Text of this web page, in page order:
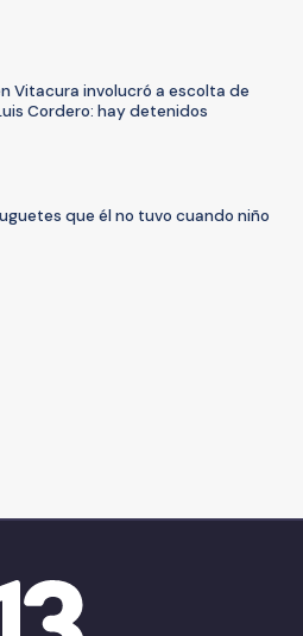
Vitacura involucró a escolta de
Cordero: hay detenidos
que él no tuvo cuando niño